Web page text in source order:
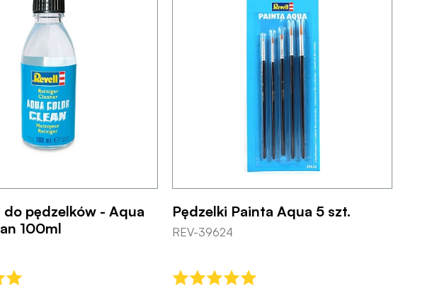
do pędzelków - Aqua
100ml
Pędzelki Painta Aqua 5 szt.
REV-39624